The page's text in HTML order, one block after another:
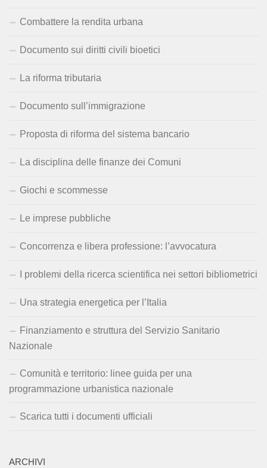
Combattere la rendita urbana
Documento sui diritti civili bioetici
La riforma tributaria
Documento sull’immigrazione
Proposta di riforma del sistema bancario
La disciplina delle finanze dei Comuni
Giochi e scommesse
Le imprese pubbliche
Concorrenza e libera professione: l’avvocatura
I problemi della ricerca scientifica nei settori bibliometrici
Una strategia energetica per l’Italia
Finanziamento e struttura del Servizio Sanitario
Nazionale
Comunità e territorio: linee guida per una
programmazione urbanistica nazionale
Scarica tutti i documenti ufficiali
ARCHIVI